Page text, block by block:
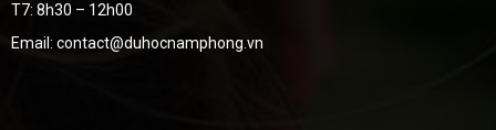
T7: 8h30 – 12h00
Email: contact@duhocnamphong.vn